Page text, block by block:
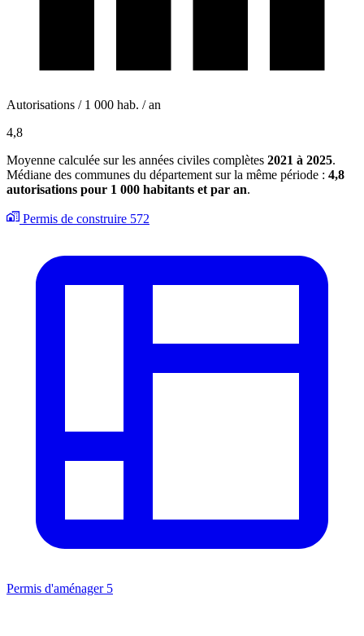
Autorisations / 1 000 hab. / an
4,8
Moyenne calculée sur les années civiles complètes 2021 à 2025.
Médiane des communes du département sur la même période : 4,8
autorisations pour 1 000 habitants et par an.
Permis de construire 572
Permis d'aménager 5